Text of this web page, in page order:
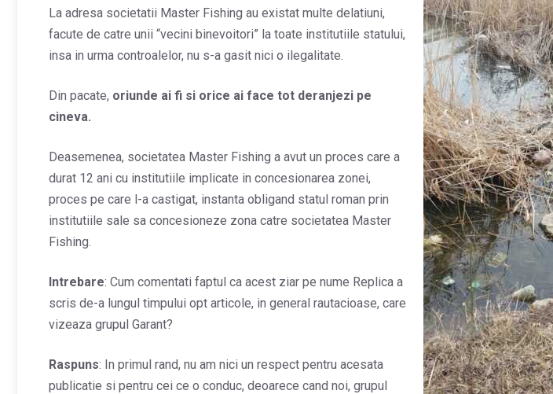
La adresa societatii Master Fishing au existat multe delatiuni,
facute de catre unii “vecini binevoitori” la toate institutiile statului,
insa in urma controalelor, nu s-a gasit nici o ilegalitate.
Din pacate, oriunde ai fi si orice ai face tot deranjezi pe
cineva.
Deasemenea, societatea Master Fishing a avut un proces care a
durat 12 ani cu institutiile implicate in concesionarea zonei,
proces pe care l-a castigat, instanta obligand statul roman prin
institutiile sale sa concesioneze zona catre societatea Master
Fishing.
Intrebare: Cum comentati faptul ca acest ziar pe nume Replica a
scris de-a lungul timpului opt articole, in general rautacioase, care
vizeaza grupul Garant?
Raspuns: In primul rand, nu am nici un respect pentru acesata
publicatie si pentru cei ce o conduc, deoarece cand noi, grupul